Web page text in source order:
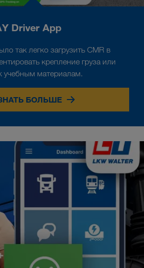
Driver App
так легко загрузить CMR в
крепление груза или
учебным материалам.
БОЛЬШЕ